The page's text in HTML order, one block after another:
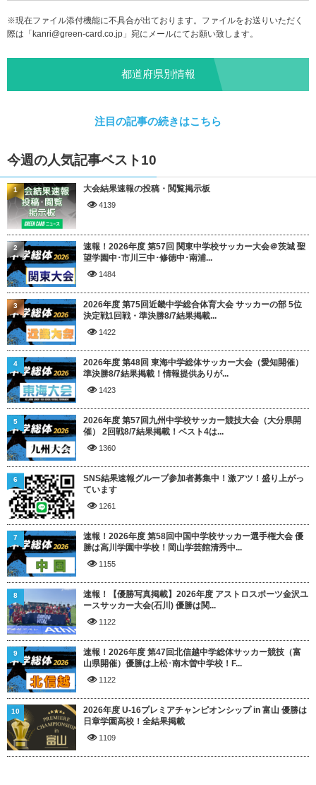
※現在ファイル添付機能に不具合が出ております。ファイルをお送りいただく
際は「 kanri@green-card.co.jp 」宛にメールにてお願い致します。
都道府県別情報
注目の記事の続きはこちら
今週の人気記事ベスト10
大会結果速報の投稿・閲覧掲示板
4139
1
速報！2026年度 第57回 関東中学校サッカー大会＠茨城 聖
望学園中･市川三中･修徳中･南浦...
1484
2
2026年度 第75回近畿中学総合体育大会 サッカーの部 5位
決定戦1回戦・準決勝8/7結果掲載...
1422
3
2026年度 第48回 東海中学総体サッカー大会（愛知開催）
準決勝8/7結果掲載！情報提供ありが...
1423
4
2026年度 第57回九州中学校サッカー競技大会（大分県開
催） 2回戦8/7結果掲載！ベスト4は...
1360
5
SNS結果速報グループ参加者募集中！激アツ！盛り上がっ
ています
1261
6
速報！2026年度 第58回中国中学校サッカー選手権大会 優
勝は高川学園中学校！岡山学芸館清秀中...
1155
7
速報！【優勝写真掲載】2026年度 アストロスポーツ金沢ユ
ースサッカー大会(石川) 優勝は関...
1122
8
速報！2026年度 第47回北信越中学総体サッカー競技（富
山県開催）優勝は上松･南木曽中学校！F...
1122
9
2026年度 U-16プレミアチャンピオンシップ in 富山 優勝は
日章学園高校！全結果掲載
1109
10